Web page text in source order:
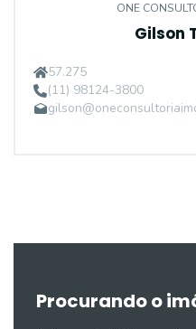
ONE
Gilson
57.275
(11) 98124-3800
Procurando o